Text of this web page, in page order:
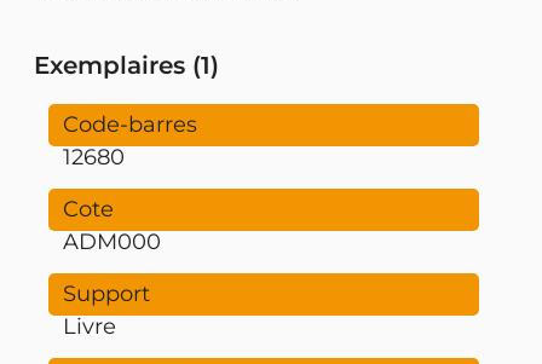
Exemplaires (1)
12680
ADM000
Livre